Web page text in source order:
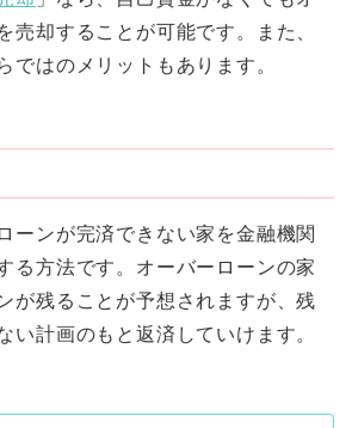
売却することが可能です。また、
ではのメリットもあります。
ーンが完済できない家を金融機関
る方法です。オーバーローンの家
が残ることが予想されますが、残
い計画のもと返済していけます。